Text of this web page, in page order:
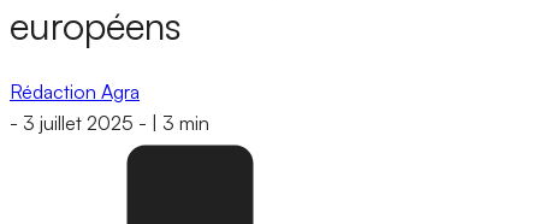
européens
Rédaction Agra
- 3 juillet 2025 - 3 min